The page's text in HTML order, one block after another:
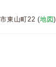
東山町22 (地図)